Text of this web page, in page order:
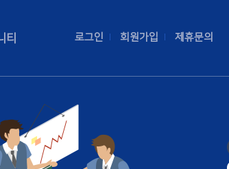
티 로그인 회원가입 제휴문의